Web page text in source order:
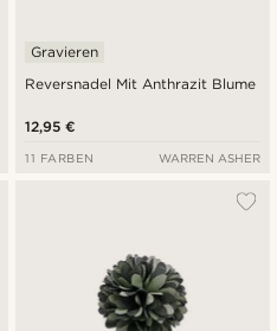
Reversnadel Mit Anthrazit Blume
Gravieren
12,95 €
11 FARBEN WARREN ASHER